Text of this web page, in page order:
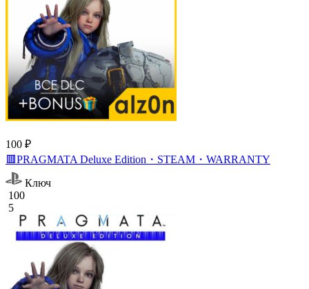
100 ₽
🟥PRAGMATA Deluxe Edition・STEAM・WARRANTY
Ключ
100
5